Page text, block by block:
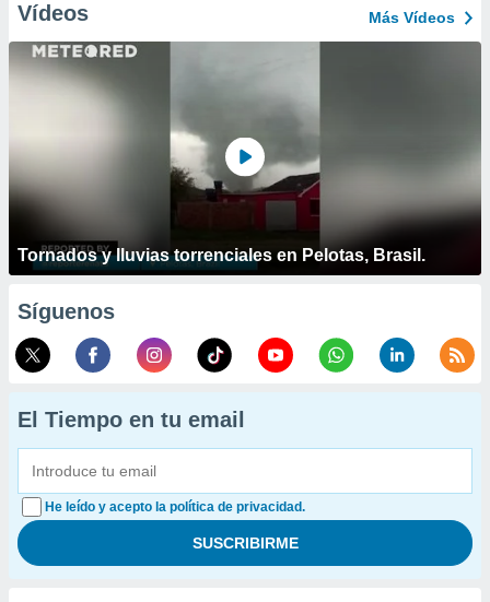
Vídeos Más Vídeos
Tornados y lluvias torrenciales en Pelotas, Brasil.
Síguenos
El Tiempo en tu email
He leído y acepto la política de privacidad.